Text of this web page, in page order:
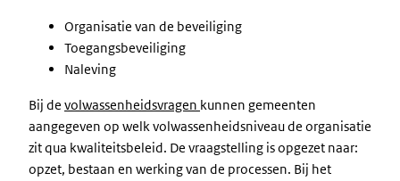
Organisatie van de beveiliging
Toegangsbeveiliging
Naleving
Bij de volwassenheidsvragen kunnen gemeenten
aangegeven op welk volwassenheidsniveau de organisatie
zit qua kwaliteitsbeleid. De vraagstelling is opgezet naar:
opzet, bestaan en werking van de processen. Bij het